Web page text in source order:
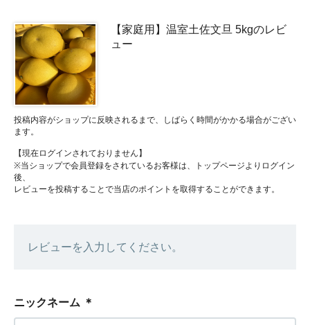
【家庭用】温室土佐文旦 5kgのレビ
ュー
投稿内容がショップに反映されるまで、しばらく時間がかかる場合がござい
ます。
【現在ログインされておりません】
※当ショップで会員登録をされているお客様は、トップページよりログイン
後、
レビューを投稿することで当店のポイントを取得することができます。
レビューを入力してください。
ニックネーム ＊